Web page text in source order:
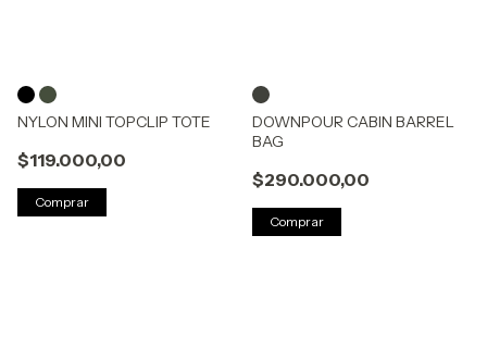
NYLON MINI TOPCLIP TOTE
$119.000,00
Comprar
DOWNPOUR CABIN BARREL
BAG
$290.000,00
Comprar